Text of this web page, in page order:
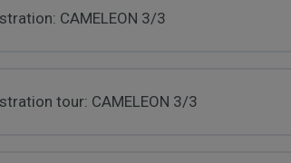
CAMELEON 3/3
tour: CAMELEON 3/3